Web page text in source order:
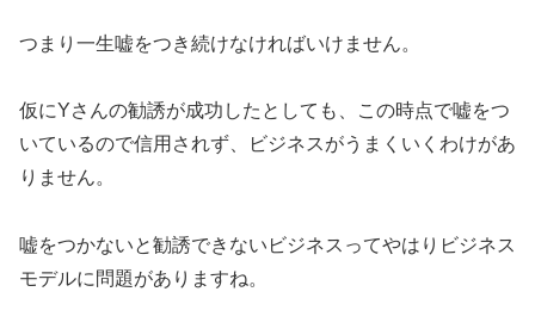
つまり一生嘘をつき続けなければいけません。
仮にYさんの勧誘が成功したとしても、この時点で嘘をつ
いているので信用されず、ビジネスがうまくいくわけがあ
りません。
嘘をつかないと勧誘できないビジネスってやはりビジネス
モデルに問題がありますね。